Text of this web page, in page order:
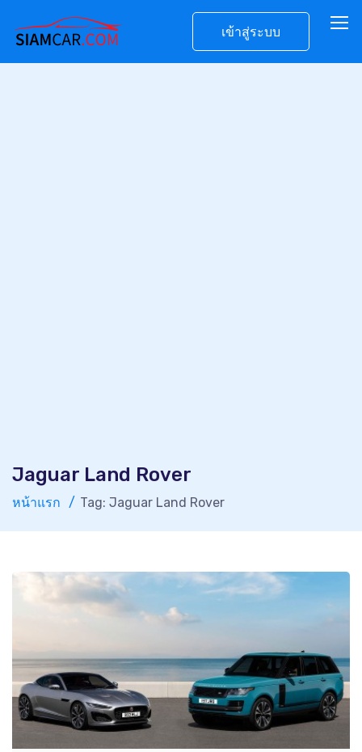
เข้าสู่ระบบ
Jaguar Land Rover
หน้าแรก Tag: Jaguar Land Rover